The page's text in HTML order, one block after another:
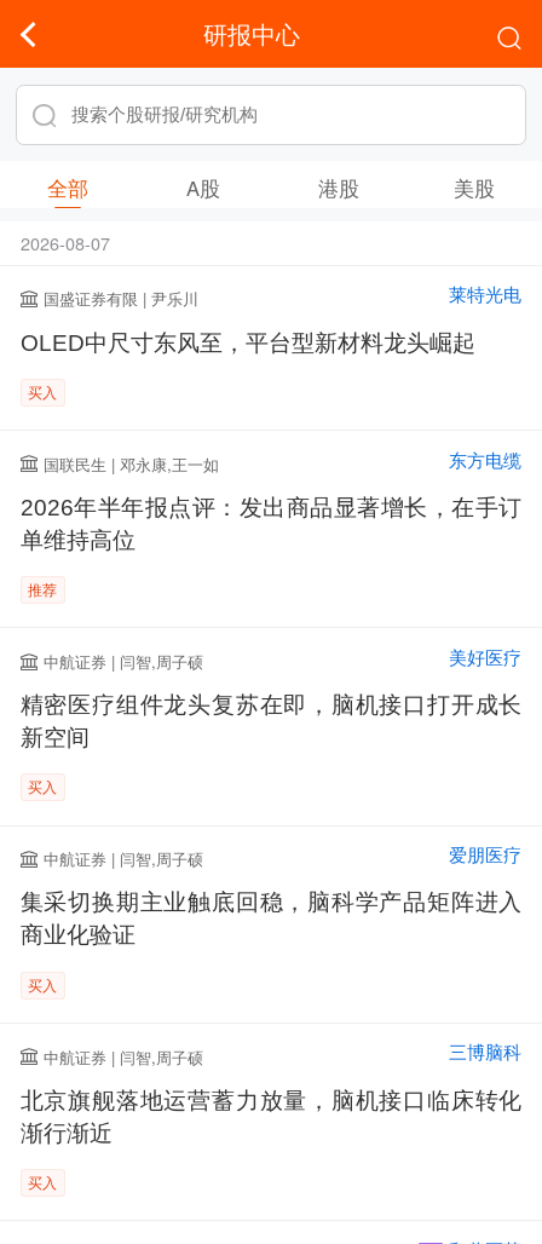
研报中心
全部 A股 港股 美股
2026-08-07
国盛证券有限 | 尹乐川 莱特光电
OLED中尺寸东风至，平台型新材料龙头崛起
买入
国联民生 | 邓永康,王一如 东方电缆
2026年半年报点评：发出商品显著增长，在手订
单维持高位
推荐
中航证券 | 闫智,周子硕 美好医疗
精密医疗组件龙头复苏在即，脑机接口打开成长
新空间
买入
中航证券 | 闫智,周子硕 爱朋医疗
集采切换期主业触底回稳，脑科学产品矩阵进入
商业化验证
买入
中航证券 | 闫智,周子硕 三博脑科
北京旗舰落地运营蓄力放量，脑机接口临床转化
渐行渐近
买入